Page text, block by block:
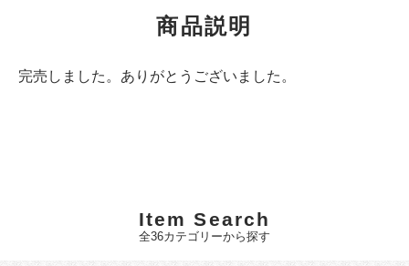
商品説明
完売しました。ありがとうございました。
Item Search
全36カテゴリーから探す